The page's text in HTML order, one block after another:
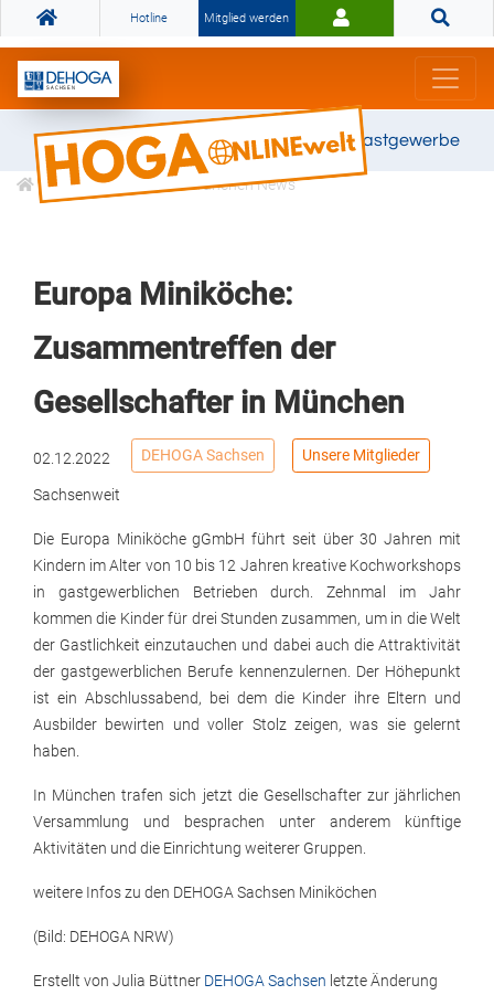
Hotline Mitglied werden
Gemeinsam stark für das Gastgewerbe
Informationen Branchen News
Europa Miniköche:
Zusammentreffen der
Gesellschafter in München
02.12.2022 DEHOGA Sachsen Unsere Mitglieder
Sachsenweit
Die Europa Miniköche gGmbH führt seit über 30 Jahren mit
Kindern im Alter von 10 bis 12 Jahren kreative Kochworkshops
in gastgewerblichen Betrieben durch. Zehnmal im Jahr
kommen die Kinder für drei Stunden zusammen, um in die Welt
der Gastlichkeit einzutauchen und dabei auch die Attraktivität
der gastgewerblichen Berufe kennenzulernen. Der Höhepunkt
ist ein Abschlussabend, bei dem die Kinder ihre Eltern und
Ausbilder bewirten und voller Stolz zeigen, was sie gelernt
haben.
In München trafen sich jetzt die Gesellschafter zur jährlichen
Versammlung und besprachen unter anderem künftige
Aktivitäten und die Einrichtung weiterer Gruppen.
weitere Infos zu den DEHOGA Sachsen Miniköchen
(Bild: DEHOGA NRW)
Erstellt von Julia Büttner DEHOGA Sachsen letzte Änderung